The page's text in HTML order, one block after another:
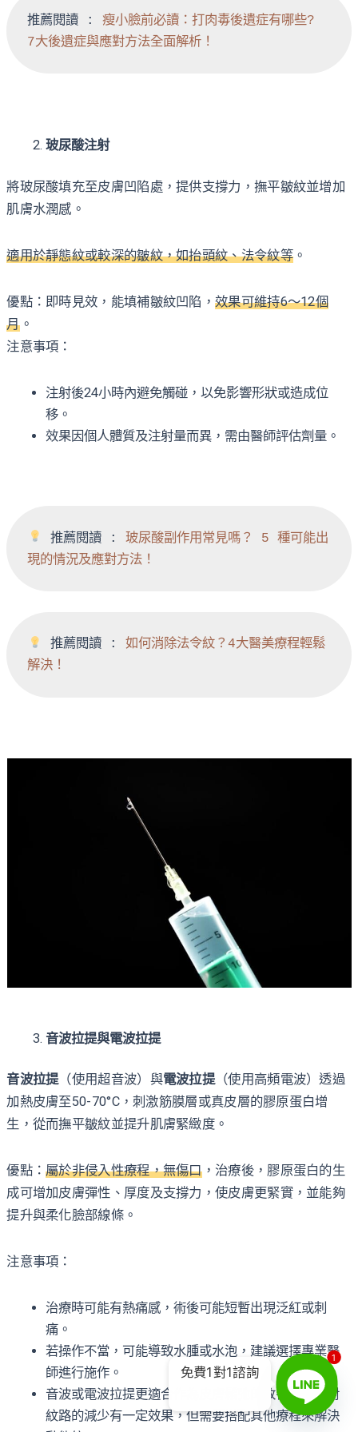
推薦閱讀 : 瘦小臉前必讀：打肉毒後遺症有哪些?
7大後遺症與應對方法全面解析！
玻尿酸注射
將玻尿酸填充至皮膚凹陷處，提供支撐力，撫平皺紋並增加
肌膚水潤感。
適用於靜態紋或較深的皺紋，如抬頭紋、法令紋等。
優點：即時見效，能填補皺紋凹陷，效果可維持6～12個
月。
注意事項：
注射後24小時內避免觸碰，以免影響形狀或造成位
移。
效果因個人體質及注射量而異，需由醫師評估劑量。
推薦閱讀 : 玻尿酸副作用常見嗎？ 5 種可能出
現的情況及應對方法！
推薦閱讀 :
如何消除法令紋？4大醫美療程輕鬆
解決！
音波拉提與電波拉提
音波拉提（使用超音波）與電波拉提（使用高頻電波）透過
加熱皮膚至50-70°C，刺激筋膜層或真皮層的膠原蛋白增
生，從而撫平皺紋並提升肌膚緊緻度。
優點：屬於非侵入性療程，無傷口，治療後，膠原蛋白的生
成可增加皮膚彈性、厚度及支撐力，使皮膚更緊實，並能夠
提升與柔化臉部線條。
注意事項：
治療時可能有熱痛感，術後可能短暫出現泛紅或刺
痛。
若操作不當，可能導致水腫或水泡，建議選擇專業醫
師進行施作。
音波或電波拉提更適合作為皮膚鬆弛的改善手段，對
紋路的減少有一定效果，但需要搭配其他療程來解決
1
免費1對1諮詢